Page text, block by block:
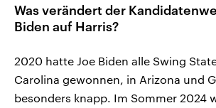
Was verändert der
Biden auf Harris?
2020 hatte Joe Biden alle Swing
Carolina gewonnen, in Arizona und
besonders knapp. Im Sommer 2024